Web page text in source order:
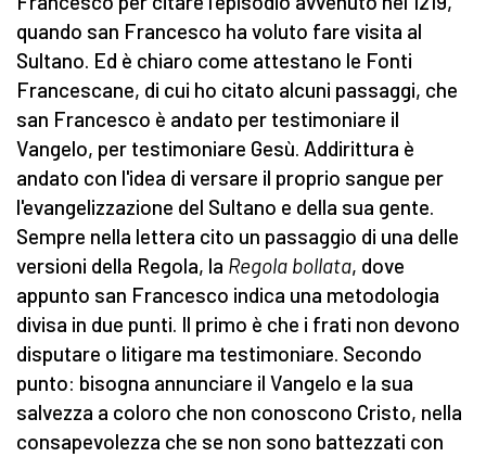
quando san Francesco ha voluto fare visita al
Sultano. Ed è chiaro come attestano le Fonti
Francescane, di cui ho citato alcuni passaggi, che
san Francesco è andato per testimoniare il
Vangelo, per testimoniare Gesù. Addirittura è
andato con l'idea di versare il proprio sangue per
l'evangelizzazione del Sultano e della sua gente.
Sempre nella lettera cito un passaggio di una delle
versioni della Regola, la Regola bollata, dove
appunto san Francesco indica una metodologia
divisa in due punti. Il primo è che i frati non devono
disputare o litigare ma testimoniare. Secondo
punto: bisogna annunciare il Vangelo e la sua
salvezza a coloro che non conoscono Cristo, nella
consapevolezza che se non sono battezzati con